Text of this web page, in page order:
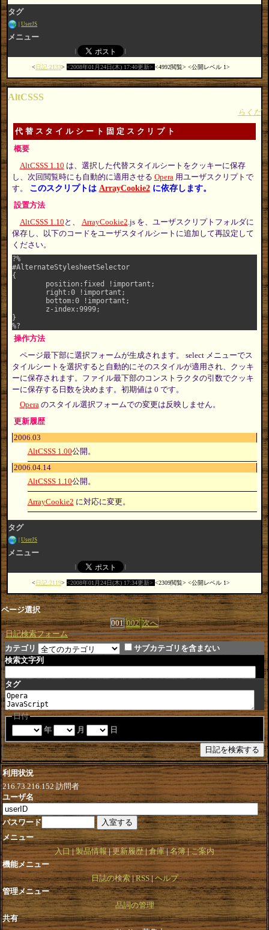
タグ
UserJS
メニュー
日記:2133 2008年01月24日(木) 17:40更新 4992閲覧 公開レベル 1
AltCSSS
らくだ
代替スタイルシート固定スクリプト
概要
AltCSSS 1.10 は、選択した代替スタイルシートをクッキーに保存
し、次回閲覧時にも自動的に適用させる Opera用ユーザスクリプトで
す。 このスクリプトは ArrayCookie2に依存します。
設置方法
AltCSSS 1.10 と、 ArrayCookie2.js を、ユーザスクリプトフォルダに
保存し、以下のコードをユーザスタイルシートに追加して再設定して
ください。
?%
#AlternateStylesheetSelector
{
}
操作方法
ページ最下部に選択フォームが生成されます。 select メニューでス
タイルシートを選択すると自動的にそのスタイルが適用され、クッキ
ーに保存されます。ファイル最下部のコンストラクタの引数でクッキ
ーに保存する日数を決めます。初期値は 0 です。
Operaのスタイル選択フォームでの変更は反映しません。
更新履歴
2006.03
AltCSSS 1.00公開。
2006.04.14
AltCSSS 1.10公開。
ArrayCookie2 に対応に変更。
タグ
UserJS
メニュー
日記:2119 2008年01月24日(木) 17:34更新 2309閲覧 公開レベル 1
ページ選択
001 002 次へ
日記検索フォーム
カテゴリ
サブカテゴリを含まない
検索文字列
タグ
日付
年
月 日
利用状況
216.73.216.152訪問者
ユーザ名
パスワード
メニュー
入口 製品情報 更新履歴 倉庫 名簿 ご案内
機能メニュー
日誌の検索 RSS ヘルプ
管理メニュー
品詞の管理
共有